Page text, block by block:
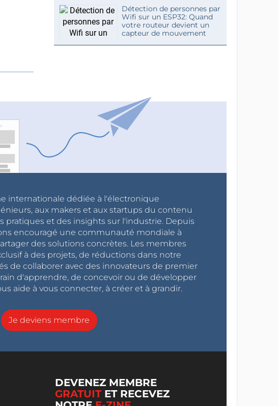
Détection de personnes par
Wifi sur un ESP32: Quand
votre routeur devient un
capteur de mouvement
internationale dédiée à l'électronique
aux makers et aux startups du contenu
pratiques et des insights sur l'industrie. Depuis
encouragé une communauté mondiale à
des solutions concrètes. Les membres
à des projets, de réductions dans notre
de collaborer avec des innovateurs de premier
d'apprendre, de concevoir ou de développer
aide à vous connecter, à créer et à grandir.
Je deviens membre
DEVENEZ MEMBRE
GRATUITET RECEVEZ